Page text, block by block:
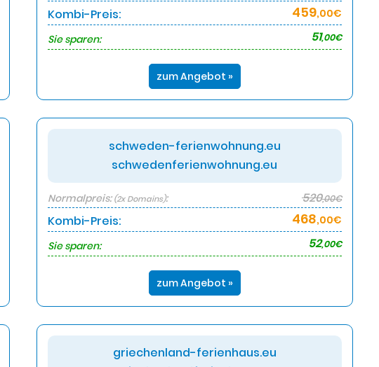
Kombi-Preis: 459,00€
Sie sparen:
51,00€
zum Angebot »
schweden-ferienwohnung.eu
schwedenferienwohnung.eu
Normalpreis:(2x Domains): 520,00€
Kombi-Preis: 468,00€
Sie sparen:
52,00€
zum Angebot »
griechenland-ferienhaus.eu